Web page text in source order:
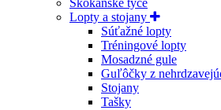
Lopty a stojany
Súťažné lopty
Tréningové lopty
Mosadzné gule
Guľôčky z
Stojany
Tašky